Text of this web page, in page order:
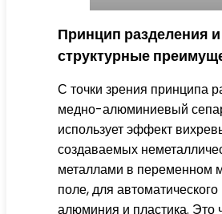
Принцип разделения и
структурные
С точки зрения принципа
медно-алюминиевый
использует эффект
создаваемых
металлами в переменном
поле, для
алюминия и пластика. Это